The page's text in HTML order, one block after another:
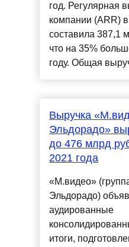
год. Регулярная
компании (ARR)
составила 387,1
что на 35%
году. Общая
Выручка
Эльдорадо»
до 476 млрд
2021 года
«М.видео»
Эльдорадо)
аудированные
итоги,